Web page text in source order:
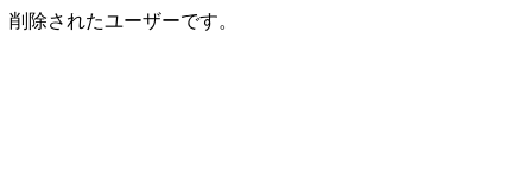
削除されたユーザーです。